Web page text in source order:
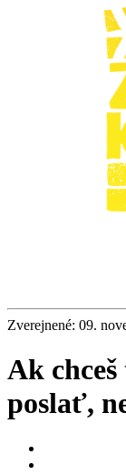
Zverejnené: 09.
Ak
poslať,